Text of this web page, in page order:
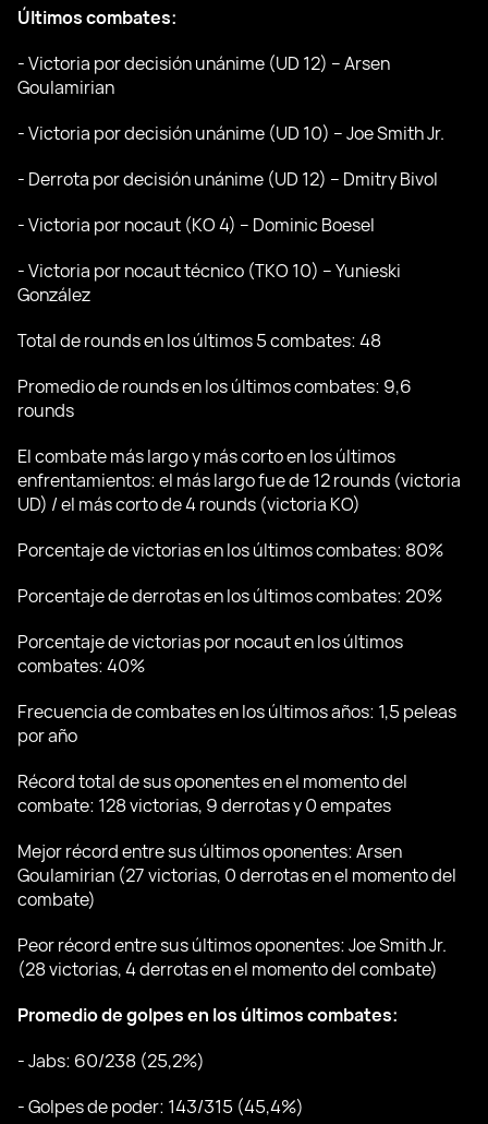
Últimos combates:
- Victoria por decisión unánime (UD 12) – Arsen
Goulamirian
- Victoria por decisión unánime (UD 10) – Joe Smith Jr.
- Derrota por decisión unánime (UD 12) – Dmitry Bivol
- Victoria por nocaut (KO 4) – Dominic Boesel
- Victoria por nocaut técnico (TKO 10) – Yunieski
González
Total de rounds en los últimos 5 combates: 48
Promedio de rounds en los últimos combates: 9,6
rounds
El combate más largo y más corto en los últimos
enfrentamientos: el más largo fue de 12 rounds (victoria
UD) / el más corto de 4 rounds (victoria KO)
Porcentaje de victorias en los últimos combates: 80%
Porcentaje de derrotas en los últimos combates: 20%
Porcentaje de victorias por nocaut en los últimos
combates: 40%
Frecuencia de combates en los últimos años: 1,5 peleas
por año
Récord total de sus oponentes en el momento del
combate: 128 victorias, 9 derrotas y 0 empates
Mejor récord entre sus últimos oponentes: Arsen
Goulamirian (27 victorias, 0 derrotas en el momento del
combate)
Peor récord entre sus últimos oponentes: Joe Smith Jr.
(28 victorias, 4 derrotas en el momento del combate)
Promedio de golpes en los últimos combates:
- Jabs: 60/238 (25,2%)
- Golpes de poder: 143/315 (45,4%)